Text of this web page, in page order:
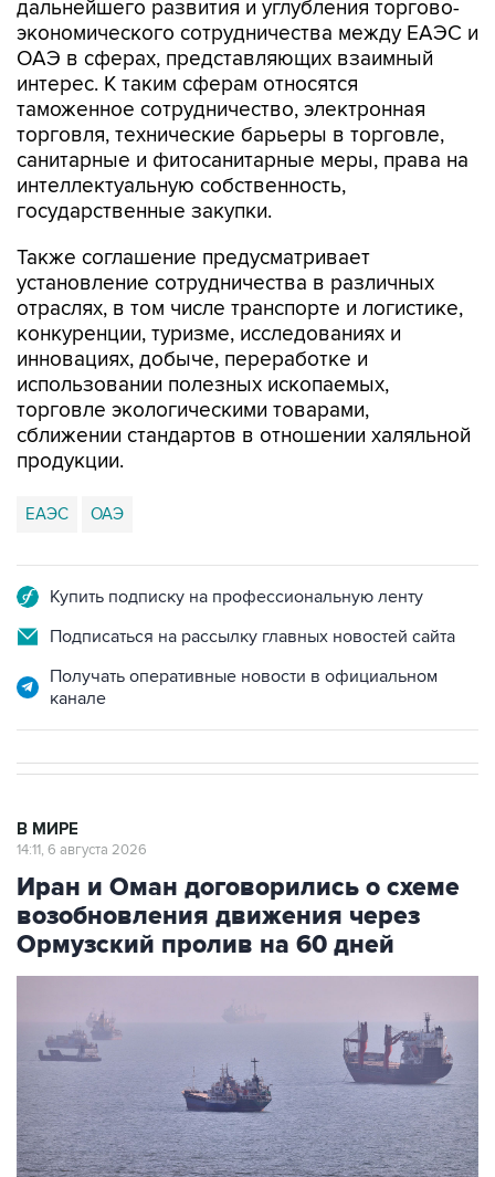
дальнейшего развития и углубления торгово-
экономического сотрудничества между ЕАЭС и
ОАЭ в сферах, представляющих взаимный
интерес. К таким сферам относятся
таможенное сотрудничество, электронная
торговля, технические барьеры в торговле,
санитарные и фитосанитарные меры, права на
интеллектуальную собственность,
государственные закупки.
Также соглашение предусматривает
установление сотрудничества в различных
отраслях, в том числе транспорте и логистике,
конкуренции, туризме, исследованиях и
инновациях, добыче, переработке и
использовании полезных ископаемых,
торговле экологическими товарами,
сближении стандартов в отношении халяльной
продукции.
ЕАЭС ОАЭ
Купить подписку на профессиональную ленту
Подписаться на рассылку главных новостей сайта
Получать оперативные новости в официальном
канале
В МИРЕ
14:11, 6 августа 2026
Иран и Оман договорились о схеме
возобновления движения через
Ормузский пролив на 60 дней